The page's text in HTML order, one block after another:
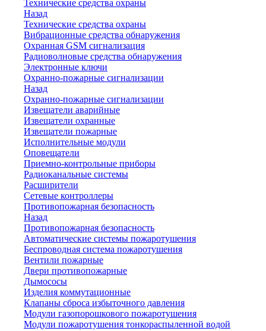
Технические средства охраны
Назад
Технические средства охраны
Вибрационные средства обнаружения
Охранная GSM сигнализация
Радиоволновые средства обнаружения
Электронные ключи
Охранно-пожарные сигнализации
Назад
Охранно-пожарные сигнализации
Извещатели аварийные
Извещатели охранные
Извещатели пожарные
Исполнительные модули
Оповещатели
Приемно-контрольные приборы
Радиоканальные системы
Расширители
Сетевые контроллеры
Противопожарная безопасность
Назад
Противопожарная безопасность
Автоматические системы пожаротушения
Беспроводная система пожаротушения
Вентили пожарные
Двери противопожарные
Дымососы
Изделия коммутационные
Клапаны сброса избыточного давления
Модули газопорошкового пожаротушения
Модули пожаротушения тонкораспыленной водой